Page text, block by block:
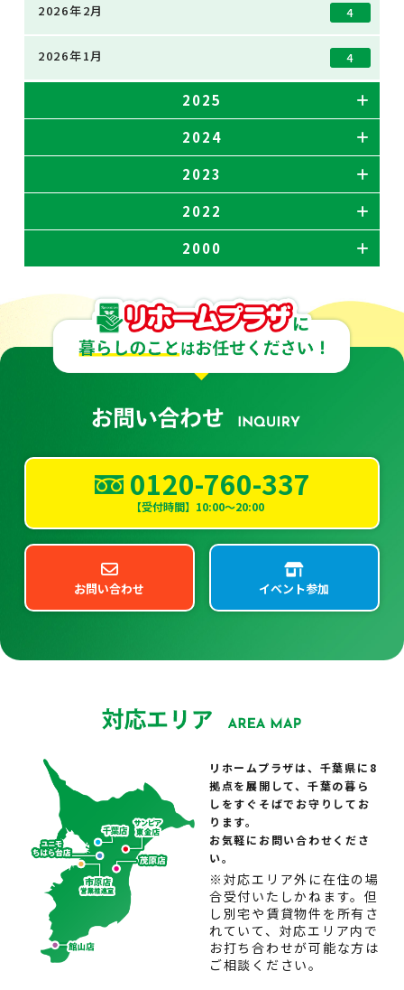
2026年2月 4
2026年1月 4
2025
2024
2023
2022
2000
0120-760-337
【受付時間】10:00～20:00
お問い合わせ イベント参加
リホームプラザは、千葉県に8
拠点を展開して、千葉の暮ら
しをすぐそばでお守りしてお
ります。
お気軽にお問い合わせくださ
い。
※対応エリア外に在住の場
合受付いたしかねます。但
し別宅や賃貸物件を所有さ
れていて、対応エリア内で
お打ち合わせが可能な方は
ご相談ください。